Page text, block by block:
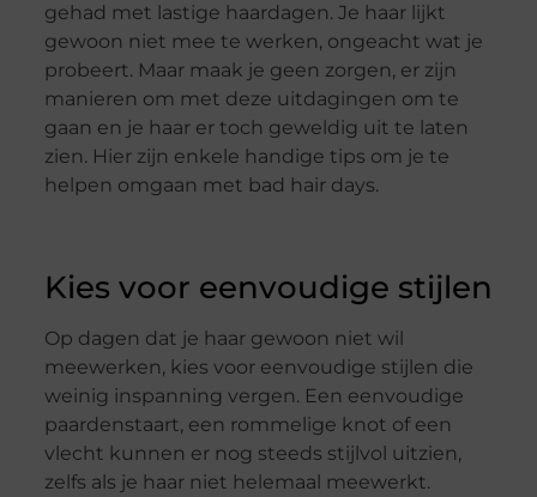
gehad met lastige haardagen. Je haar lijkt
gewoon niet mee te werken, ongeacht wat je
probeert. Maar maak je geen zorgen, er zijn
manieren om met deze uitdagingen om te
gaan en je haar er toch geweldig uit te laten
zien. Hier zijn enkele handige tips om je te
helpen omgaan met bad hair days.
Kies voor eenvoudige stijlen
Op dagen dat je haar gewoon niet wil
meewerken, kies voor eenvoudige stijlen die
weinig inspanning vergen. Een eenvoudige
paardenstaart, een rommelige knot of een
vlecht kunnen er nog steeds stijlvol uitzien,
zelfs als je haar niet helemaal meewerkt.